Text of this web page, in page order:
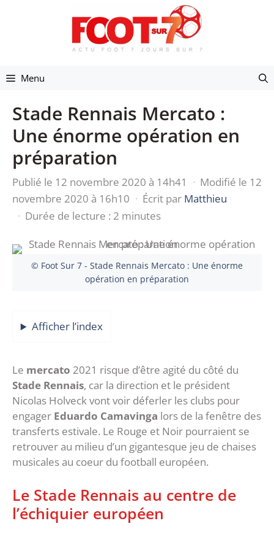
Menu
Stade Rennais Mercato :
Une énorme opération en
préparation
Publié le 12 novembre 2020 à 14h41 · Modifié le 12
novembre 2020 à 16h10 · Écrit par Matthieu
· Durée de lecture : 2 minutes
© Foot Sur 7 - Stade Rennais Mercato : Une énorme
opération en préparation
Afficher l’index
Le mercato 2021 risque d’être agité du côté du
Stade Rennais, car la direction et le président
Nicolas Holveck vont voir déferler les clubs pour
engager Eduardo Camavinga lors de la fenêtre des
transferts estivale. Le Rouge et Noir pourraient se
retrouver au milieu d’un gigantesque jeu de chaises
musicales au coeur du football européen.
Le Stade Rennais au centre de
l’échiquier européen